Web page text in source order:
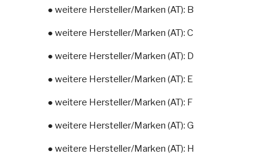
● weitere Hersteller/Marken (AT): B
● weitere Hersteller/Marken (AT): C
● weitere Hersteller/Marken (AT): D
● weitere Hersteller/Marken (AT): E
● weitere Hersteller/Marken (AT): F
● weitere Hersteller/Marken (AT): G
● weitere Hersteller/Marken (AT): H